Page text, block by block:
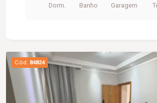
Dorm. Banho Garagem
Cód. 84824